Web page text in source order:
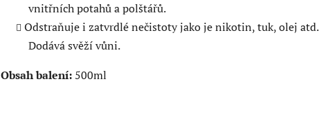
vnitřních potahů a polštářů.
Odstraňuje i zatvrdlé nečistoty jako je nikotin, tuk, olej atd.
Dodává svěží vůni.
Obsah balení: 500ml